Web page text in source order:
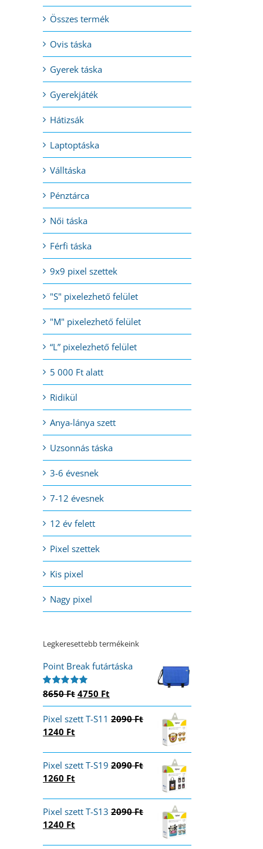
Összes termék
Ovis táska
Gyerek táska
Gyerekjáték
Hátizsák
Laptoptáska
Válltáska
Pénztárca
Női táska
Férfi táska
9x9 pixel szettek
"S" pixelezhető felület
"M" pixelezhető felület
“L” pixelezhető felület
5 000 Ft alatt
Ridikül
Anya-lánya szett
Uzsonnás táska
3-6 évesnek
7-12 évesnek
12 év felett
Pixel szettek
Kis pixel
Nagy pixel
Legkeresettebb termékeink
Point Break futártáska
Értékelés:
8650Ft Original
price
was:
4750 Ft
price
is:
Pixel szett T-S11 2090Ft
Original
2090 Ft.
1240 Ft
1240 Ft.
Pixel szett T-S19 2090Ft
Original
2090 Ft.
1260 Ft
1260 Ft.
Pixel szett T-S13 2090Ft
Original
1240 Ft